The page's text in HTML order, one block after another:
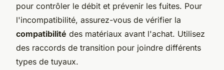
pour contrôler le débit et prévenir les fuites. Pour
l'incompatibilité, assurez-vous de vérifier la
compatibilité des matériaux avant l'achat. Utilisez
des raccords de transition pour joindre différents
types de tuyaux.